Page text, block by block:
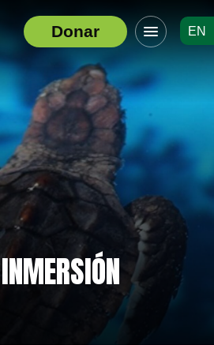
Donar
Haga
clic
para
el
EN